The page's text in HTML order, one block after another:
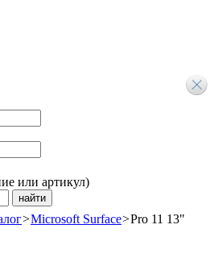
или артикул)
>Microsoft Surface>Pro 11 13"